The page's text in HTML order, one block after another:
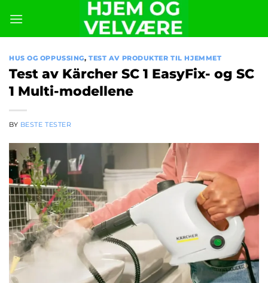
content
HUS OG OPPUSSING,TEST AV PRODUKTER TIL HJEMMET
Test av Kärcher SC 1 EasyFix- og SC
1 Multi-modellene
BY BESTE TESTER